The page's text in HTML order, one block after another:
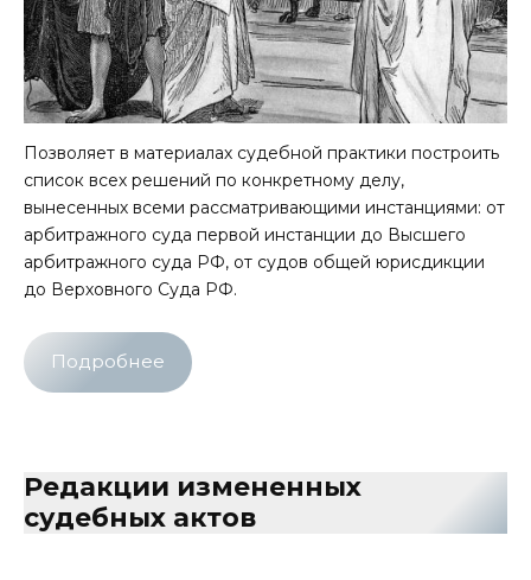
Позволяет в материалах судебной практики построить
список всех решений по конкретному делу,
вынесенных всеми рассматривающими инстанциями: от
арбитражного суда первой инстанции до Высшего
арбитражного суда РФ, от судов общей юрисдикции
до Верховного Суда РФ.
Подробнее
Редакции измененных
судебных актов